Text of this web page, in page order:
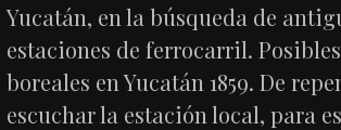
Yucatán, en la búsqueda de
estaciones de ferrocarril.
boreales en Yucatán 1859. De
escuchar la estación local, para